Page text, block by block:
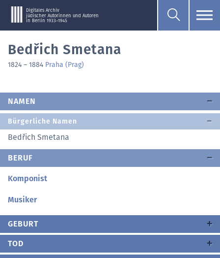
Digitales Archiv
jüdischer Autorinnen und Autoren
in Berlin 1933–1945
Bedřich Smetana
1824 – 1884 Praha (Prag)
NAMEN
Bürgerliche Namen
Bedřich Smetana
BERUF
Komponist
Musiker
GEBURT
TOD